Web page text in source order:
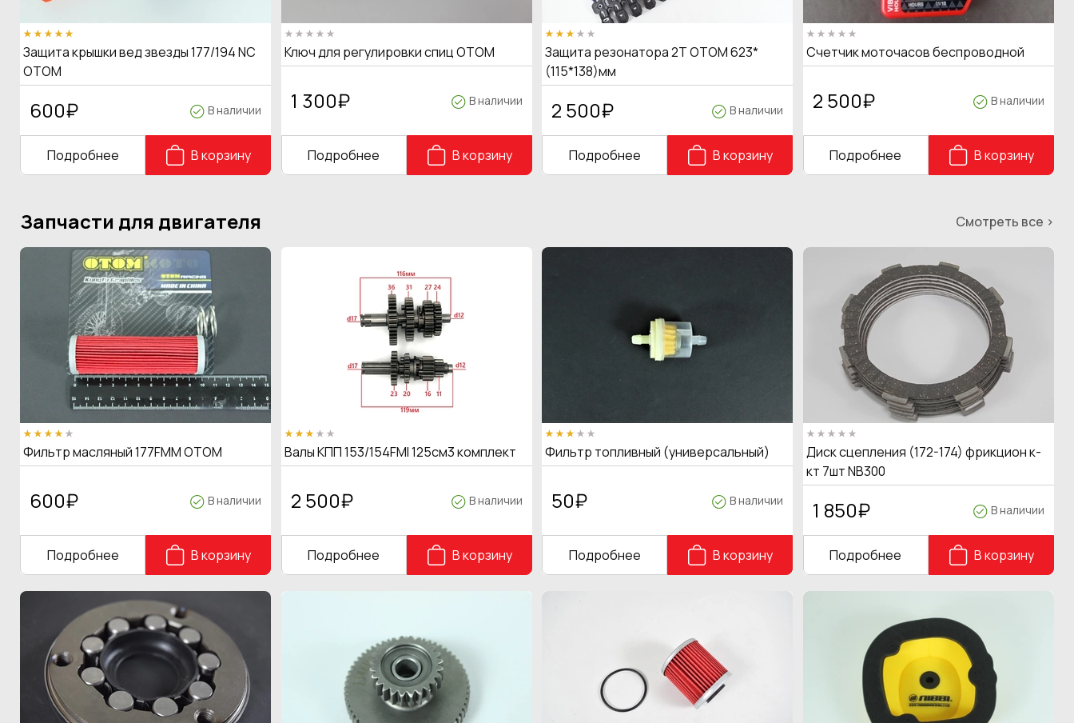
Защита крышки вед звезды 177/194 NC
OTOM
600₽ В наличии
Подробнее В корзину
Ключ для регулировки спиц OTOM
1 300₽ В наличии
Подробнее В корзину
Защита резонатора 2Т OTOM 623*
(115*138)мм
2 500₽ В наличии
Подробнее В корзину
Счетчик моточасов беспроводной
2 500₽ В наличии
Подробнее В корзину
Запчасти для двигателя Смотреть все >
Фильтр масляный 177FMM OTOM
600₽ В наличии
Подробнее В корзину
Валы КПП 153/154FMI 125см3 комплект
2 500₽ В наличии
Подробнее В корзину
Фильтр топливный (универсальный)
50₽ В наличии
Подробнее В корзину
Диск сцепления (172-174) фрикцион к-
кт 7шт NB300
1 850₽ В наличии
Подробнее В корзину